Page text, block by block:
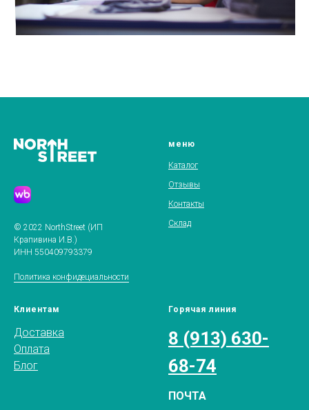
© 2022 NorthStreet (ИП
Крапивина И.В.)
ИНН 550409793379
Политика конфидециальности
меню
Каталог
Отзывы
Контакты
Склад
Клиентам
Доставка
Оплата
Блог
Горячая линия
8 (913) 630-
68-74
ПОЧТА